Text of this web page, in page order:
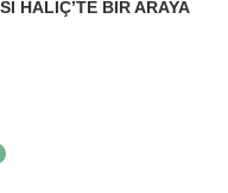
HALIÇ’TE BIR ARAYA